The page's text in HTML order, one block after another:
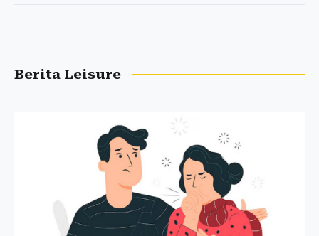
Berita Leisure